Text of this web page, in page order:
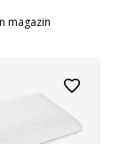
magazin